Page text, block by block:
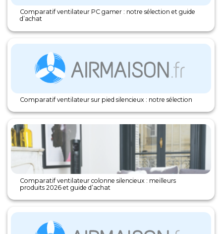
Comparatif ventilateur PC gamer : notre sélection et guide
d’achat
Comparatif ventilateur sur pied silencieux : notre sélection
Comparatif ventilateur colonne silencieux : meilleurs
produits 2026 et guide d’achat